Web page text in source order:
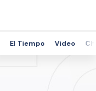
El Tiempo Video